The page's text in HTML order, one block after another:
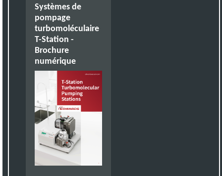
Systèmes de
pompage
turbomoléculaire
T-Station -
Brochure
numérique